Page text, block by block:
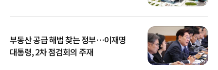
부동산 공급 해법 찾는 정부…이재명
대통령, 2차 점검회의 주재